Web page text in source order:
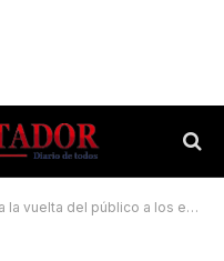
a los estadios a partir del viernes